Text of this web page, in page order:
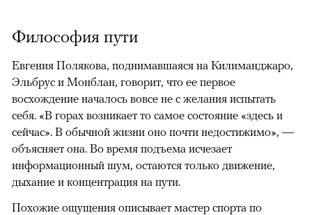
Философия пути
Евгения Полякова, поднимавшаяся на Килиманджаро,
Эльбрус и Монблан, говорит, что ее первое
восхождение началось вовсе не с желания испытать
себя. «В горах возникает то самое состояние «здесь и
сейчас». В обычной жизни оно почти недостижимо», —
объясняет она. Во время подъема исчезает
информационный шум, остаются только движение,
дыхание и концентрация на пути.
Похожие ощущения описывает мастер спорта по